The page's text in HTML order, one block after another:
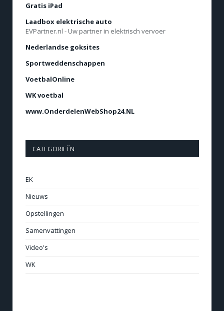
Gratis iPad
Laadbox elektrische auto
EVPartner.nl - Uw partner in elektrisch vervoer
Nederlandse goksites
Sportweddenschappen
VoetbalOnline
WK voetbal
www.OnderdelenWebShop24.NL
CATEGORIEËN
EK
Nieuws
Opstellingen
Samenvattingen
Video's
WK